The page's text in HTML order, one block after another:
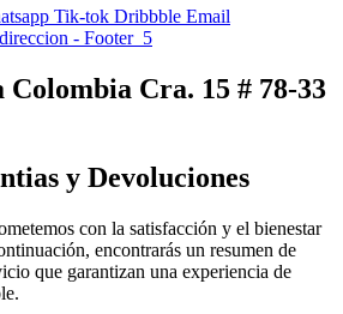
Tik-tok Dribbble Email
Colombia Cra. 15 # 78-33
y Devoluciones
con la satisfacción y el bienestar
encontrarás un resumen de
que garantizan una experiencia de